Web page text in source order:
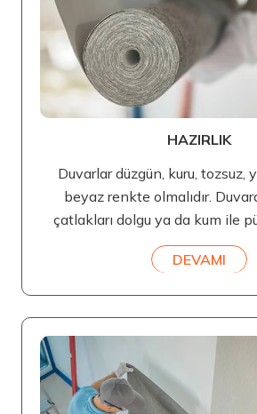
HAZIRLIK
Duvarlar düzgün, kuru, tozsuz,
beyaz renkte olmalıdır.
çatlakları dolgu ya da kum ile
DEVAMI